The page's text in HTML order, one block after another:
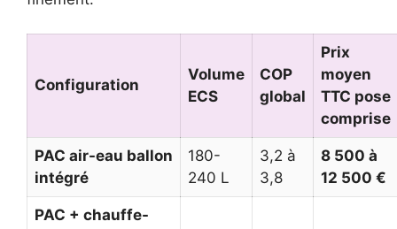
Configuration
Volume
ECS
COP
global
Prix
moyen
TTC pose
comprise
PAC air-eau ballon
intégré
180-
240 L
3,2 à
3,8
8 500 à
12 500 €
PAC + chauffe-